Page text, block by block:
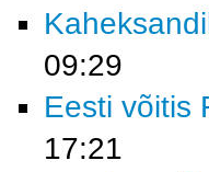
09:29
Eesti võitis
17:21